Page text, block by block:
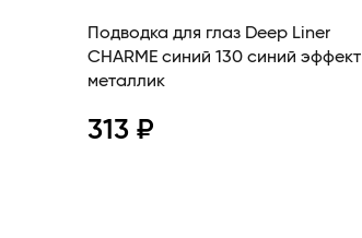
Подводка для глаз Deep Liner
CHARME синий 130 синий эффект
металлик
313 ₽